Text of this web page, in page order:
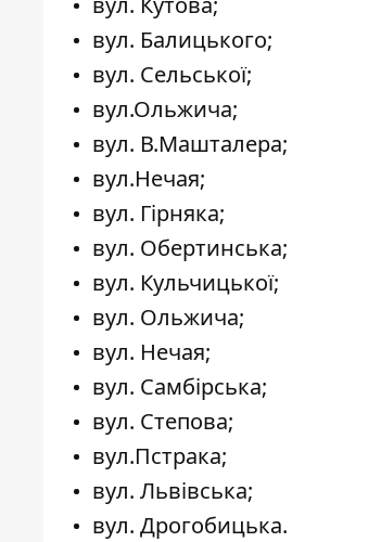
вул. Балицького;
вул. Сельської;
вул.Ольжича;
вул. В.Машталера;
вул.Нечая;
вул. Гірняка;
вул. Обертинська;
вул. Кульчицької;
вул. Ольжича;
вул. Нечая;
вул. Самбірська;
вул. Степова;
вул.Пстрака;
вул. Львівська;
вул. Дрогобицька.